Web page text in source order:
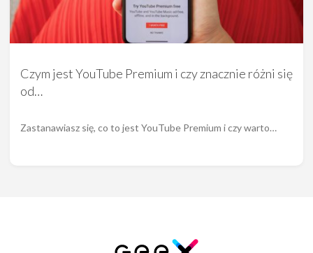
Czym jest YouTube Premium i czy znacznie różni się
od…
Zastanawiasz się, co to jest YouTube Premium i czy warto…